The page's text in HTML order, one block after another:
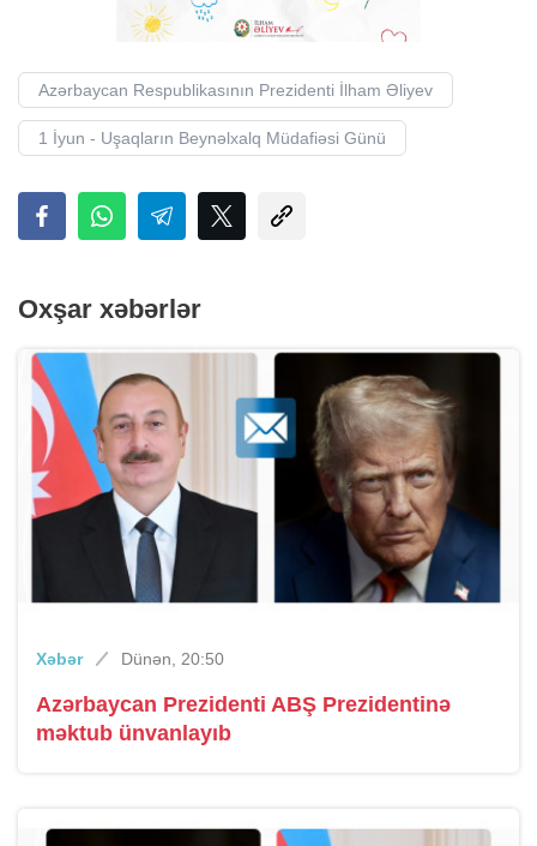
Azərbaycan Respublikasının Prezidenti İlham Əliyev
1 İyun - Uşaqların Beynəlxalq Müdafiəsi Günü
Oxşar xəbərlər
Xəbər Dünən, 20:50
Azərbaycan Prezidenti ABŞ Prezidentinə
məktub ünvanlayıb